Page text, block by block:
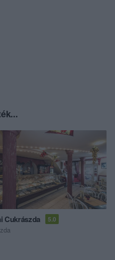
Cukrászda 5.0